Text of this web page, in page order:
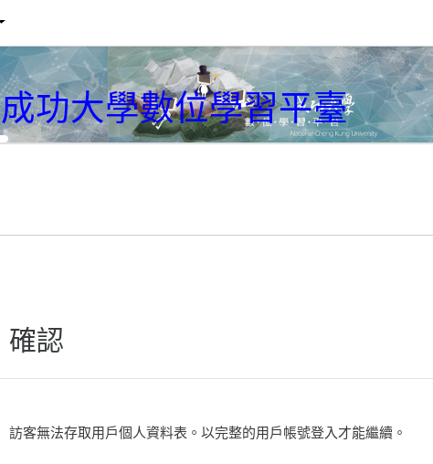
成功大學數位學習平臺
確認
訪客無法存取用戶個人資料表。以完整的用戶帳號登入才能繼續。